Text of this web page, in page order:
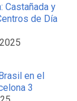
Castañada y
de Día
en el
3